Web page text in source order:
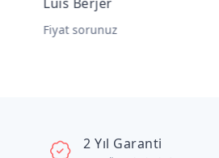
Fiyat sorunuz
2 Yıl Garanti